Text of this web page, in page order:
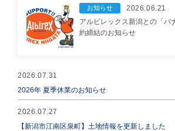
お知らせ
2026.06.21
アルビレックス新潟との「バ
約締結のお知らせ
2026.07.31
2026年 夏季休業のお知らせ
2026.07.27
【新潟市江南区泉町】土地情報を更新しました